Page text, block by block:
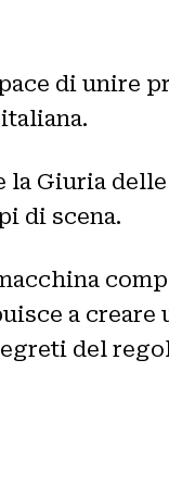
di unire
la Giuria
di scena.
a creare
del